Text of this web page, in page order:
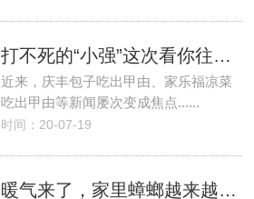
打不死的“小强”这次看你往哪儿逃
近来，庆丰包子吃出甲由、家乐福凉菜
吃出甲由等新闻屡次变成焦点......
时间：20-07-19
暖气来了，家里蟑螂越来越多怎么办？